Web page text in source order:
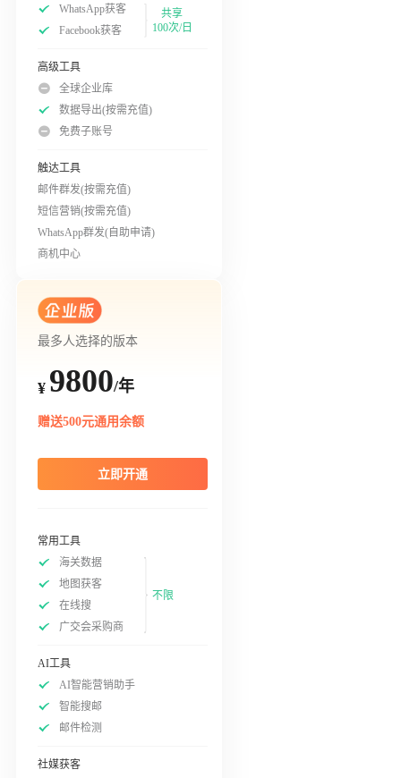
WhatsApp获客
Facebook获客
共享
100次/日
高级工具
全球企业库
数据导出(按需充值)
免费子账号
触达工具
邮件群发(按需充值)
短信营销(按需充值)
WhatsApp群发(自助申请)
商机中心
最多人选择的版本
¥ 9800/年
赠送500元通用余额
立即开通
常用工具
海关数据
地图获客
在线搜
广交会采购商
不限
AI工具
AI智能营销助手
智能搜邮
邮件检测
社媒获客